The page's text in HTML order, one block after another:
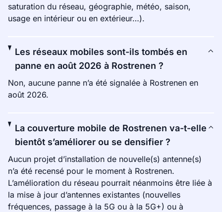
saturation du réseau, géographie, météo, saison,
usage en intérieur ou en extérieur…).
Les réseaux mobiles sont-ils tombés en
panne en août 2026 à Rostrenen ?
Non, aucune panne n’a été signalée à Rostrenen en
août 2026.
La couverture mobile de Rostrenen va-t-elle
bientôt s’améliorer ou se densifier ?
Aucun projet d’installation de nouvelle(s) antenne(s)
n’a été recensé pour le moment à Rostrenen.
L’amélioration du réseau pourrait néanmoins être liée à
la mise à jour d’antennes existantes (nouvelles
fréquences, passage à la 5G ou à la 5G+) ou à